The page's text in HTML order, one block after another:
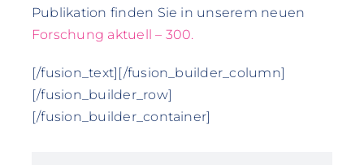
Publikation finden Sie in unserem neuen
Forschung aktuell – 300.
[/fusion_text][/fusion_builder_column]
[/fusion_builder_row]
[/fusion_builder_container]